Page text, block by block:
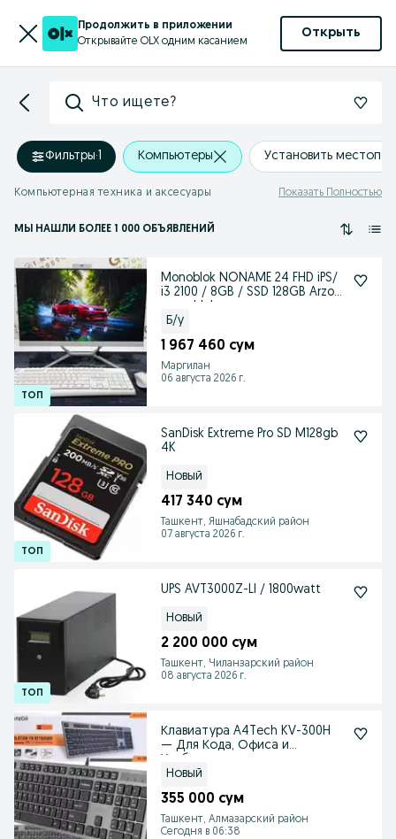
Продолжить в приложении
Открывайте OLX одним касанием
Открыть
Что ищете?
Фильтры·1 Компьютеры Установить
Компьютерная техника и аксесуары Показать Полностью
МЫ НАШЛИ БОЛЕЕ 1 000 ОБЪЯВЛЕНИЙ
Monoblok NONAME 24 FHD iPS/
i3 2100 / 8GB / SSD 128GB Arzon
Б/у
1 967 460 сум
Маргилан
06 августа 2026 г.
SanDisk Extreme Pro SD M128gb
4K
Новый
417 340 сум
Ташкент, Яшнабадский район
07 августа 2026 г.
UPS AVT3000Z-LI / 1800watt
Новый
2 200 000 сум
Ташкент, Чиланзарский район
08 августа 2026 г.
Клавиатура A4Tech KV-300H
— Для Кода, Офиса и
Новый
355 000 сум
Ташкент, Алмазарский район
Сегодня в 06:38